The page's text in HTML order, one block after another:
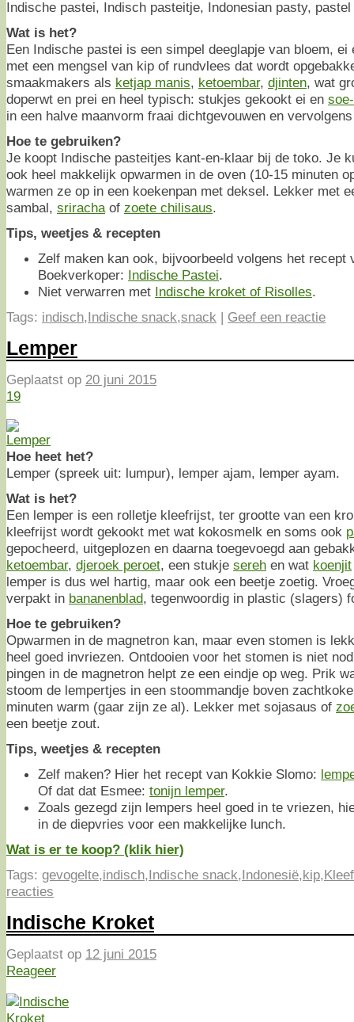
Indische pastei, Indisch pasteitje, Indonesian pasty, pastel
Wat is het?
Een Indische pastei is een simpel deeglapje van bloem, ei
met een mengsel van kip of rundvlees dat wordt
smaakmakers als ketjap manis, ketoembar, djinten, wat
doperwt en prei en heel typisch: stukjes gekookt ei en
in een halve maanvorm fraai dichtgevouwen en
Hoe te gebruiken?
Je koopt Indische pasteitjes kant-en-klaar bij de toko. Je
ook heel makkelijk opwarmen in de oven (10-15 minuten
warmen ze op in een koekenpan met deksel. Lekker met
sambal, sriracha of zoete chilisaus.
Tips, weetjes & recepten
Zelf maken kan ook, bijvoorbeeld volgens het recept
Boekverkoper: Indische Pastei.
Niet verwarren met Indische kroket of Risolles.
Tags: indisch,Indische snack,snack | Geef een reactie
Lemper
Geplaatst op 20 juni 2015
19
Hoe heet het?
Lemper (spreek uit: lumpur), lemper ajam, lemper ayam.
Wat is het?
Een lemper is een rolletje kleefrijst, ter grootte van een
kleefrijst wordt gekookt met wat kokosmelk en soms ook
gepocheerd, uitgeplozen en daarna toegevoegd aan
ketoembar, djeroek peroet, een stukje sereh en wat koenjit
lemper is dus wel hartig, maar ook een beetje zoetig.
verpakt in bananenblad, tegenwoordig in plastic (slagers)
Hoe te gebruiken?
Opwarmen in de magnetron kan, maar even stomen is
heel goed invriezen. Ontdooien voor het stomen is niet
pingen in de magnetron helpt ze een eindje op weg. Prik
stoom de lempertjes in een stoommandje boven
minuten warm (gaar zijn ze al). Lekker met sojasaus of
een beetje zout.
Tips, weetjes & recepten
Zelf maken? Hier het recept van Kokkie Slomo:
Of dat dat Esmee: tonijn lemper.
Zoals gezegd zijn lempers heel goed in te vriezen,
in de diepvries voor een makkelijke lunch.
Wat is er te koop? (klik hier)
Tags: gevogelte,indisch,Indische snack,Indonesië,kip,
reacties
Indische Kroket
Geplaatst op 12 juni 2015
Reageer